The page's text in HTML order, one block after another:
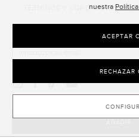
nuestra
RECHAZAR
ACEPTAR
TÉRMINOS Y CONDICIONES DE
SUSCRIPCIÓN AL NEWSLETTER